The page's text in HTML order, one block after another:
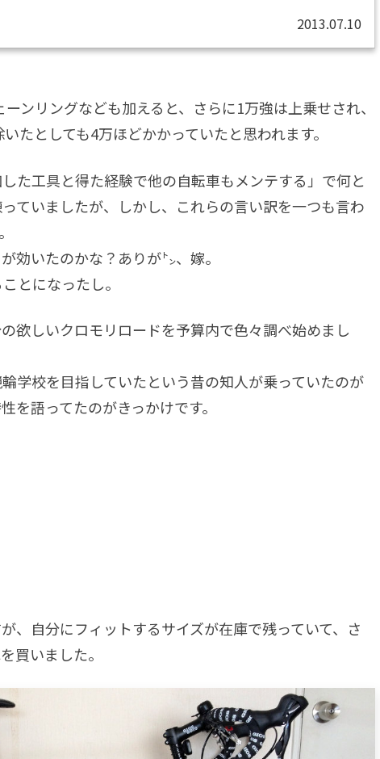
OFFSETH . STAND OVERHIGHT上記はルイガノの公式から引用いた
2013.07.10
ンリングなども加えると、さらに1万強は上乗せされ、
たとしても4万ほどかかっていたと思われます。
た工具と得た経験で他の自転車もメンテする」で何と
ていましたが、しかし、これらの言い訳を一つも言わ
効いたのかな？ありが㌧、嫁。
とになったし。
欲しいクロモリロードを予算内で色々調べ始めまし
学校を目指していたという昔の知人が乗っていたのが
を語ってたのがきっかけです。
、自分にフィットするサイズが在庫で残っていて、さ
買いました。